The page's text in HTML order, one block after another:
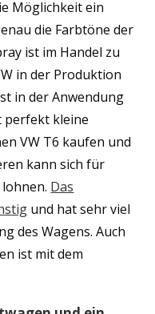
Möglichkeit ein
die Farbtöne der
ist im Handel zu
in der Produktion
in der Anwendung
perfekt kleine
VW T6 kaufen und
kann sich für
Das
und hat sehr viel
des Wagens. Auch
ist mit dem